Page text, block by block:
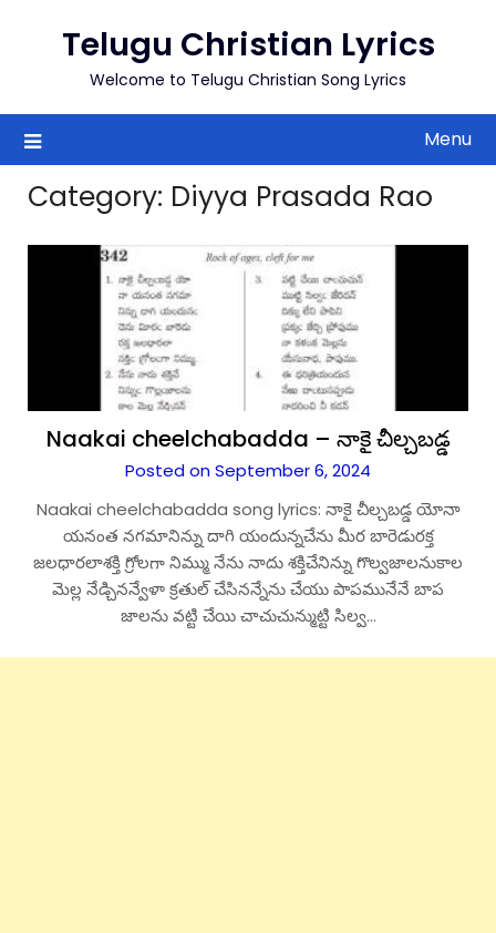
Telugu Christian Lyrics
Welcome to Telugu Christian Song Lyrics
Menu
Category: Diyya Prasada Rao
Naakai cheelchabadda – నాకై చీల్చబడ్డ
Posted on September 6, 2024
Naakai cheelchabadda song lyrics: నాకై చీల్చబడ్డ యోనా
యనంత నగమానిన్ను దాగి యందున్నచేను మీర బారెడురక్త
జలధారలాశక్తి గ్రోలగా నిమ్ము నేను నాదు శక్తిచేనిన్ను గొల్వజాలనుకాల
మెల్ల నేడ్చినన్వేళా క్రతుల్ చేసినన్నేను చేయు పాపమునేనే బాప
జాలను వట్టి చేయి చాచుచున్ముట్టి సిల్వ…